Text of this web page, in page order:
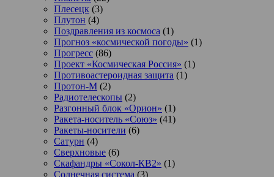
Плесецк (3)
Плутон (4)
Поздравления из космоса (1)
Прогноз «космической погоды» (1)
Прогресс (86)
Проект «Космическая Россия» (1)
Противоастероидная защита (1)
Протон-М (2)
Радиотелескопы (2)
Разгонный блок «Орион» (1)
Ракета-носитель «Союз» (41)
Ракеты-носители (6)
Сатурн (4)
Сверхновые (6)
Скафандры «Сокол-КВ2» (1)
Солнечная система (3)